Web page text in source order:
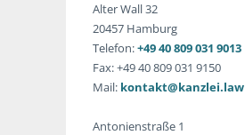
Alter Wall 32
20457 Hamburg
Telefon:+49 40 809 031 9013
Fax: +49 40 809 031 9150
Mail: kontakt@kanzlei.law
Antonienstraße 1